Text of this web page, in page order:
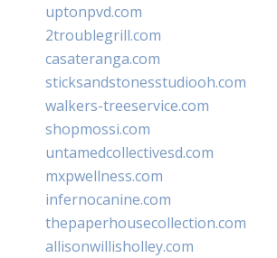
uptonpvd.com
2troublegrill.com
casateranga.com
sticksandstonesstudiooh.com
walkers-treeservice.com
shopmossi.com
untamedcollectivesd.com
mxpwellness.com
infernocanine.com
thepaperhousecollection.com
allisonwillisholley.com